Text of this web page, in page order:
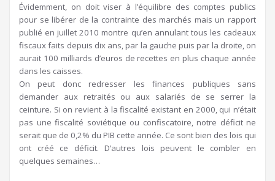
Évidemment, on doit viser à l’équilibre des comptes publics
pour se libérer de la contrainte des marchés mais un rapport
publié en juillet 2010 montre qu’en annulant tous les cadeaux
fiscaux faits depuis dix ans, par la gauche puis par la droite, on
aurait 100 milliards d’euros de recettes en plus chaque année
dans les caisses.
On peut donc redresser les finances publiques sans
demander aux retraités ou aux salariés de se serrer la
ceinture. Si on revient à la fiscalité existant en 2000, qui n’était
pas une fiscalité soviétique ou confiscatoire, notre déficit ne
serait que de 0,2% du PIB cette année. Ce sont bien des lois qui
ont créé ce déficit. D’autres lois peuvent le combler en
quelques semaines…